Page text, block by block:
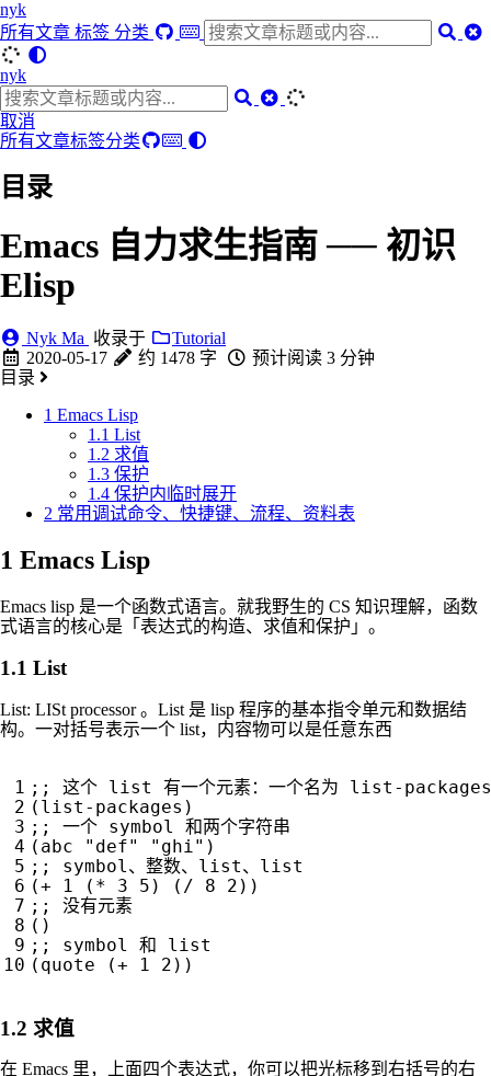
nyk
所有文章 标签 分类
nyk
取消
所有文章标签分类
目录
Emacs 自力求生指南 ── 初识
Elisp
Nyk Ma 收录于
Tutorial
2020-05-17
约 1478 字
预计阅读 3 分钟
目录
1 Emacs Lisp
1.1 List
1.2 求值
1.3 保护
1.4 保护内临时展开
2 常用调试命令、快捷键、流程、资料表
1 Emacs Lisp
Emacs lisp 是一个函数式语言。就我野生的 CS 知识理解，函数
式语言的核心是「表达式的构造、求值和保护」。
1.1 List
List: LISt processor 。List 是 lisp 程序的基本指令单元和数据结
构。一对括号表示一个 list，内容物可以是任意东西
;; 这个 list 有一个元素：一个名为 list-
( list-packages )
;; 一个 symbol 和两个字符串
( abc "def" "ghi" )
;; symbol、整数、list、list
(+ 1 ( * 3 5 ) ( / 8 2 ))
;; 没有元素
()
;; symbol 和 list
( quote (+ 1 2 ))
1.2 求值
在 Emacs 里，上面四个表达式，你可以把光标移到右括号的右